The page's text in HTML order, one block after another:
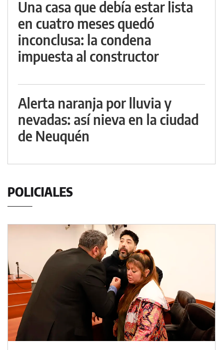
Una casa que debía estar lista
en cuatro meses quedó
inconclusa: la condena
impuesta al constructor
Alerta naranja por lluvia y
nevadas: así nieva en la ciudad
de Neuquén
POLICIALES